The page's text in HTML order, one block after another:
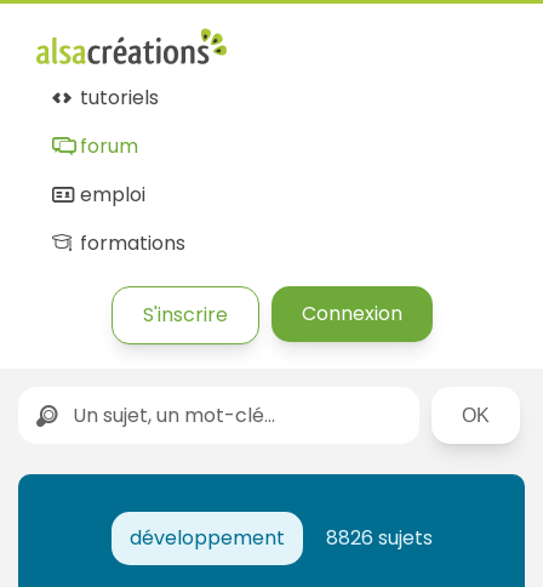
tutoriels
forum
emploi
formations
S'inscrire Connexion
Rechercher
développement 8826 sujets